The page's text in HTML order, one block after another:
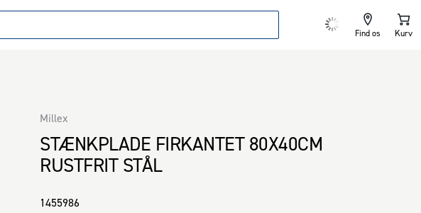
Find os Kurv
STÆNKPLADE FIRKANTET 80X40CM
RUSTFRIT STÅL
Millex
1455986